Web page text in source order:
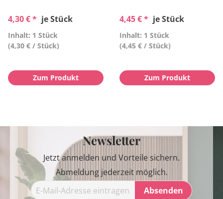
4,30 € * je Stück
Inhalt: 1 Stück
(4,30 € / Stück)
Zum Produkt
4,45 € * je Stück
Inhalt: 1 Stück
(4,45 € / Stück)
Zum Produkt
Newsletter
Jetzt anmelden und Vorteile sichern.
Abmeldung jederzeit möglich.
Absenden